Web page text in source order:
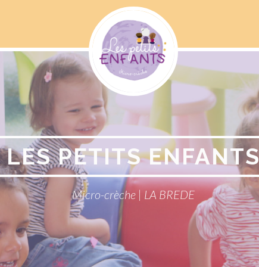
Social
LES PETITS ENFANTS
Micro-crèche | LA BREDE